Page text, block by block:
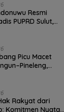
Resmi
PUPRD Sulut,
Picu Macet
Rakyat dari
Komitmen Nyata